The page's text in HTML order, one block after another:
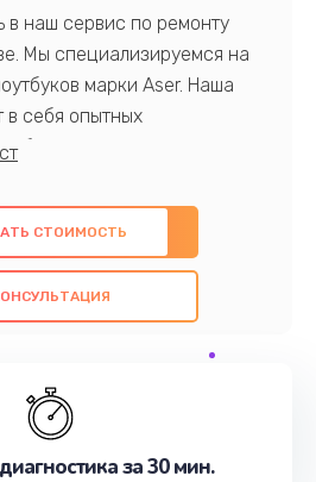
в наш сервис по ремонту
Мы специализируемся на
марки Aser. Наша
в себя опытных
обширными знаниями и
и качественный ремонт с
компонентов, а
качество всех
Наша цель - предоставить
их потребности
Не медлите записаться на
СТОИМОСТЬ
за 30 мин.